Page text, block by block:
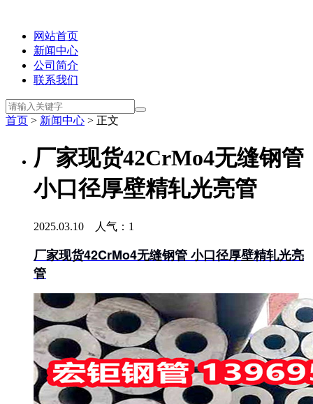
网站首页
新闻中心
公司简介
联系我们
首页 > 新闻中心 > 正文
厂家现货42CrMo4无缝钢管
小口径厚壁精轧光亮管
2025.03.10 人气： 1
厂家现货42CrMo4无缝钢管 小口径厚壁精轧光亮
管